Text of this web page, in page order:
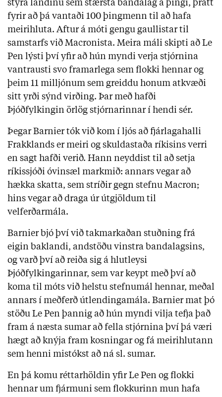
stýra landinu sem stærsta bandalag á þingi, þrátt
fyrir að þá vantaði 100 þingmenn til að hafa
meirihluta. Aftur á móti gengu gaullistar til
samstarfs við Macronista. Meira máli skipti að Le
Pen lýsti því yfir að hún myndi verja stjórnina
vantrausti svo framarlega sem flokki hennar og
þeim 11 milljónum sem greiddu honum atkvæði
sitt yrði sýnd virðing. Þar með hafði
Þjóðfylkingin örlög stjórnarinnar í hendi sér.
Þegar Barnier tók við kom í ljós að fjárlagahalli
Frakklands er meiri og skuldastaða ríkisins verri
en sagt hafði verið. Hann neyddist til að setja
ríkissjóði óvinsæl markmið: annars vegar að
hækka skatta, sem stríðir gegn stefnu Macron;
hins vegar að draga úr útgjöldum til
velferðarmála.
Barnier bjó því við takmarkaðan stuðning frá
eigin baklandi, andstöðu vinstra bandalagsins,
og varð því að reiða sig á hlutleysi
Þjóðfylkingarinnar, sem var keypt með því að
koma til móts við helstu stefnumál hennar, meðal
annars í meðferð útlendingamála. Barnier mat þó
stöðu Le Pen þannig að hún myndi vilja tefja það
fram á næsta sumar að fella stjórnina því þá væri
hægt að knýja fram kosningar og fá meirihlutann
sem henni mistókst að ná sl. sumar.
En þá komu réttarhöldin yfir Le Pen og flokki
hennar um fjármuni sem flokkurinn mun hafa